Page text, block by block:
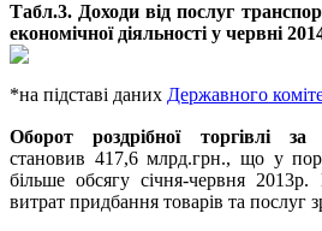
Табл.3. Доходи від послуг
економічної діяльності у червні
*на підставі даних Державного
Оборот роздрібної торгівлі за
становив 417,6 млрд.грн., що у
більше обсягу січня-червня
витрат придбання товарів та послуг